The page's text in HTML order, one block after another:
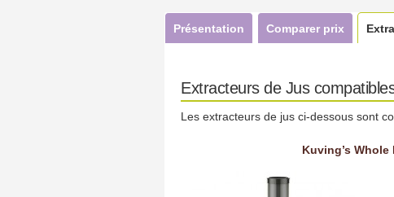
Présentation Comparer prix
Extracteurs de Jus
Les extracteurs de jus ci-dessous sont
Kuving’s Whole